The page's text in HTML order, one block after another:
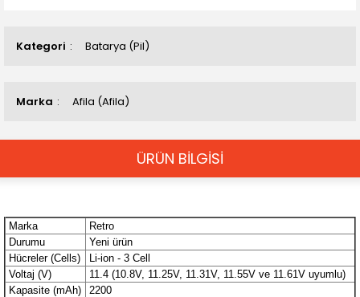
Kategori Batarya (Pil)
Marka Afila (Afila)
ÜRÜN BİLGİSİ
Marka
Retro
Durumu
Yeni ürün
Hücreler (Cells)
Li-ion - 3 Cell
Voltaj (V)
11.4 (10.8V, 11.25V, 11.31V, 11.55V ve 11.61V uyumlu)
Kapasite (mAh)
2200